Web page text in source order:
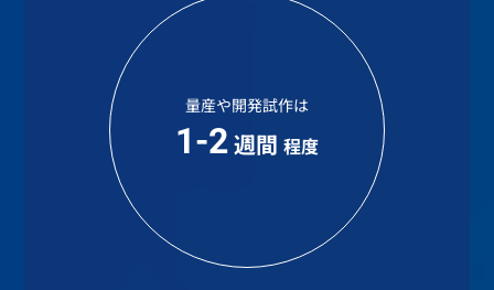
量産や開発試作は
1-2週間 程度